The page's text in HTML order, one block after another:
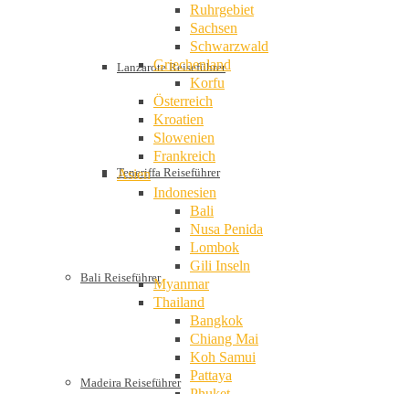
Lanzarote Reiseführer
Teneriffa Reiseführer
Bali Reiseführer
Madeira Reiseführer
Ruhrgebiet
Sachsen
Schwarzwald
Griechenland
Korfu
Österreich
Kroatien
Slowenien
Frankreich
Asien
Indonesien
Bali
Nusa Penida
Lombok
Gili Inseln
Myanmar
Thailand
Bangkok
Chiang Mai
Koh Samui
Pattaya